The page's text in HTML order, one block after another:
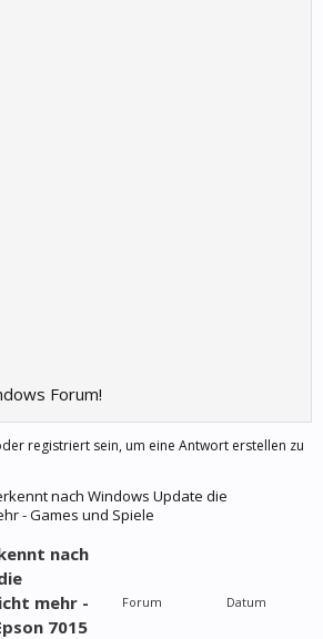
Forum!
registriert sein, um eine Antwort erstellen zu
nach Windows Update die
- Games und Spiele
nach
mehr -
7015
Forum Datum